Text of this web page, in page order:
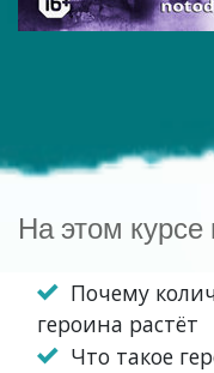
На этом
Почему
героина растёт
Что такое